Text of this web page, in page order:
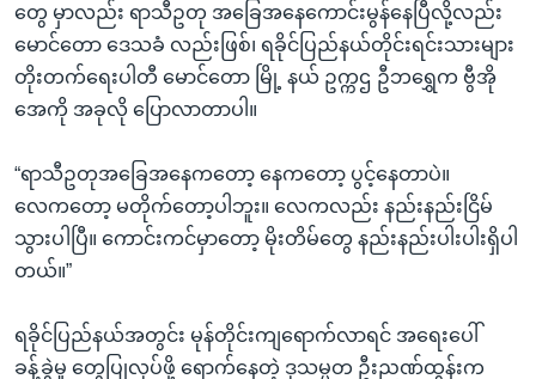
တွေ မှာလည်း ရာသီဥတု အခြေအနေကောင်းမွန်နေပြီလို့လည်း
မောင်တော ဒေသခံ လည်းဖြစ်၊ ရခိုင်ပြည်နယ်တိုင်းရင်းသားများ
တိုးတက်ရေးပါတီ မောင်တော မြို့ နယ် ဥက္ကဌ ဦဘရွှေက ဗွီအို
အေကို အခုလို ပြောလာတာပါ။
“ရာသီဥတုအခြေအနေကတော့ နေကတော့ ပွင့်နေတာပဲ။
လေကတော့ မတိုက်တော့ပါဘူး။ လေကလည်း နည်းနည်းငြိမ်
သွားပါပြီ။ ကောင်းကင်မှာတော့ မိုးတိမ်တွေ နည်းနည်းပါးပါးရှိပါ
တယ်။”
ရခိုင်ပြည်နယ်အတွင်း မုန်တိုင်းကျရောက်လာရင် အရေးပေါ်
ခန့်ခွဲမှု တွေပြုလုပ်ဖို့ ရောက်နေတဲ့ ဒုသမ္မတ ဦးညဏ်ထွန်းက